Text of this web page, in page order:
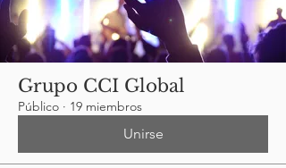
Grupo CCI Global
Público · 19 miembros
Unirse